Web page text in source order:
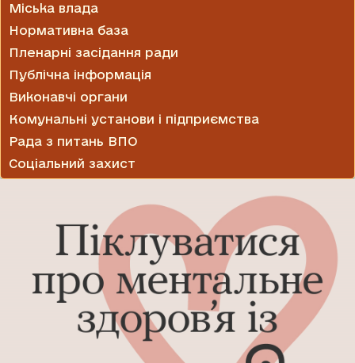
Міська влада
Нормативна база
Пленарні засідання ради
Публічна інформація
Виконавчі органи
Комунальні установи і підприємства
Рада з питань ВПО
Соціальний захист